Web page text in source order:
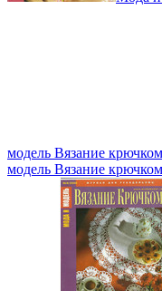
модель Вязание
модель Вязание